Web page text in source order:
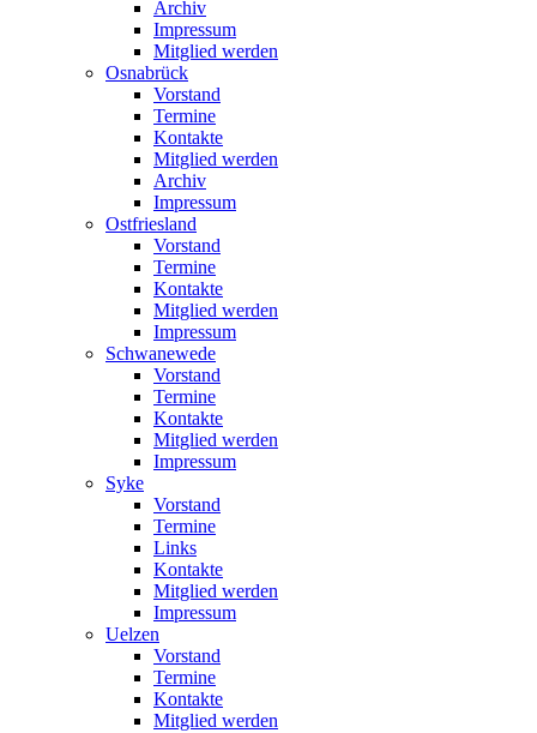
Archiv
Impressum
Mitglied werden
Osnabrück
Vorstand
Termine
Kontakte
Mitglied werden
Archiv
Impressum
Ostfriesland
Vorstand
Termine
Kontakte
Mitglied werden
Impressum
Schwanewede
Vorstand
Termine
Kontakte
Mitglied werden
Impressum
Syke
Vorstand
Termine
Links
Kontakte
Mitglied werden
Impressum
Uelzen
Vorstand
Termine
Kontakte
Mitglied werden